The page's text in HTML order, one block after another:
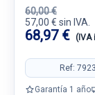
60,00 €
57,00 € sin IVA.
68,97 € (IVA
Ref:
Garantía 1 año